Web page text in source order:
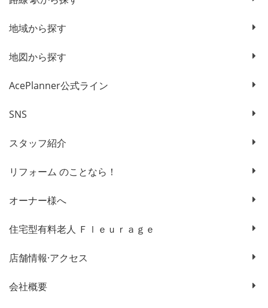
地域から探す
地図から探す
AcePlanner公式ライン
SNS
スタッフ紹介
リフォーム のことなら！
オーナー様へ
住宅型有料老人 Ｆｌｅｕｒａｇｅ
店舗情報·アクセス
会社概要